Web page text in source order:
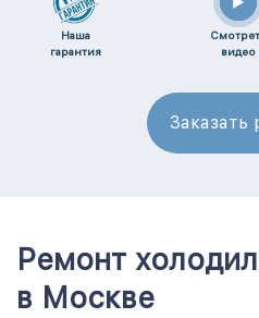
Наша
гарантия
видео
Заказать
Ремонт
в Москве